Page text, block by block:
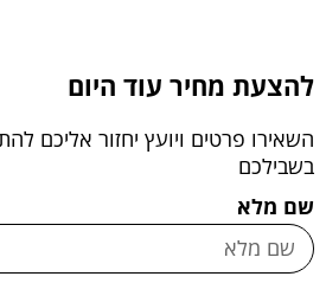
להצעת מחיר עוד היום
השאירו פרטים ויועץ יחזור אליכם
בשבילכם
שם מלא